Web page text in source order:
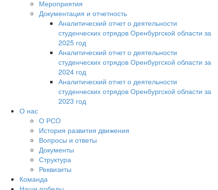
Мероприятия
Документация и отчетность
Аналитический отчет о деятельности
студенческих отрядов Оренбургской области за
2025 год
Аналитический отчет о деятельности
студенческих отрядов Оренбургской области за
2024 год
Аналитический отчет о деятельности
студенческих отрядов Оренбургской области за
2023 год
О нас
О РСО
История развития движения
Вопросы и ответы
Документы
Структура
Реквизиты
Команда